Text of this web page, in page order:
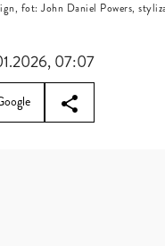
fot: John Daniel Powers,
07:07